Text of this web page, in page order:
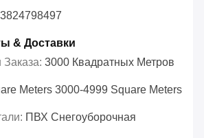
3824798497
& Доставки
Заказа: 3000 Квадратных Метров
Meters 3000-4999 Square Meters
ПВХ Снегоуборочная